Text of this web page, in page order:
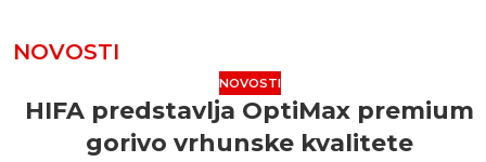
NOVOSTI
NOVOSTI
HIFA predstavlja OptiMax premium
gorivo vrhunske kvalitete